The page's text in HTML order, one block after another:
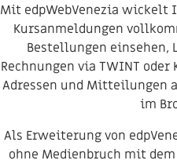
Mit edpWebVenezia wickelt
Kursanmeldungen
Bestellungen
Rechnungen via TWINT
Adressen und Mitteilungen
im
Als Erweiterung von
ohne Medienbruch mit